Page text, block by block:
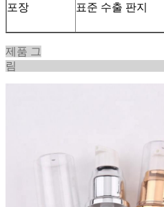
포장 표준 수출 판지
제품 그